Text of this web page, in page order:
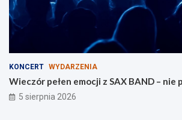
KONCERT WYDARZENIA
Wieczór pełen emocji z SAX BAND – nie
5 sierpnia 2026